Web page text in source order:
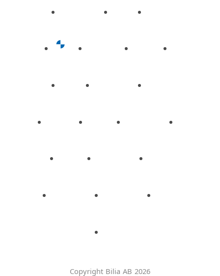
Copyright Bilia AB 2026